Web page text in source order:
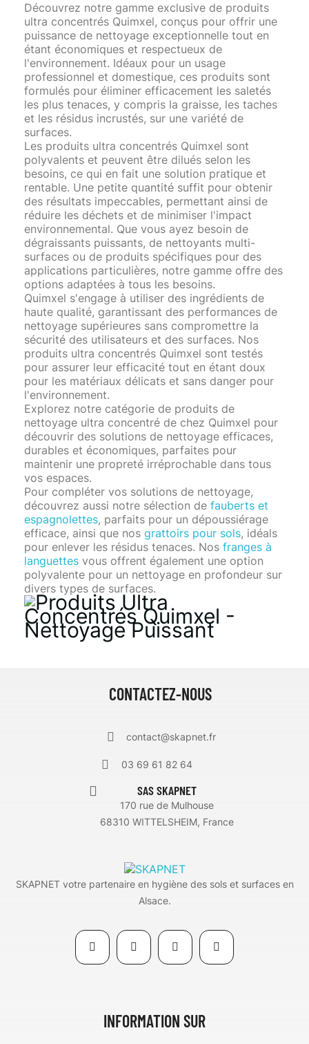
Découvrez notre gamme exclusive de produits
ultra concentrés Quimxel, conçus pour offrir une
puissance de nettoyage exceptionnelle tout en
étant économiques et respectueux de
l'environnement. Idéaux pour un usage
professionnel et domestique, ces produits sont
formulés pour éliminer efficacement les saletés
les plus tenaces, y compris la graisse, les taches
et les résidus incrustés, sur une variété de
surfaces.
Les produits ultra concentrés Quimxel sont
polyvalents et peuvent être dilués selon les
besoins, ce qui en fait une solution pratique et
rentable. Une petite quantité suffit pour obtenir
des résultats impeccables, permettant ainsi de
réduire les déchets et de minimiser l'impact
environnemental. Que vous ayez besoin de
dégraissants puissants, de nettoyants multi-
surfaces ou de produits spécifiques pour des
applications particulières, notre gamme offre des
options adaptées à tous les besoins.
Quimxel s'engage à utiliser des ingrédients de
haute qualité, garantissant des performances de
nettoyage supérieures sans compromettre la
sécurité des utilisateurs et des surfaces. Nos
produits ultra concentrés Quimxel sont testés
pour assurer leur efficacité tout en étant doux
pour les matériaux délicats et sans danger pour
l'environnement.
Explorez notre catégorie de produits de
nettoyage ultra concentré de chez Quimxel pour
découvrir des solutions de nettoyage efficaces,
durables et économiques, parfaites pour
maintenir une propreté irréprochable dans tous
vos espaces.
Pour compléter vos solutions de nettoyage,
découvrez aussi notre sélection de fauberts et
espagnolettes, parfaits pour un dépoussiérage
efficace, ainsi que nos grattoirs pour sols, idéals
pour enlever les résidus tenaces. Nos franges à
languettes vous offrent également une option
polyvalente pour un nettoyage en profondeur sur
divers types de surfaces.
CONTACTEZ-NOUS
contact@skapnet.fr
03 69 61 82 64
SAS SKAPNET
170 rue de Mulhouse
68310 WITTELSHEIM, France
SKAPNET votre partenaire en hygiène des sols et surfaces en
Alsace.
INFORMATION SUR